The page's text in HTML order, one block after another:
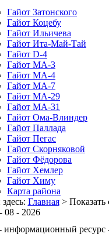
Гайот Затонского
Гайот Коцебу
Гайот Ильичева
Гайот Ита-Май-Тай
Гайот D-4
Гайот МА-3
Гайот MA-4
Гайот MA-7
Гайот MA-29
Гайот MA-31
Гайот Oмa-Влиндер
Гайот Паллада
Гайот Пегас
Гайот Скорняковой
Гайот Фёдорова
Гайот Хемлер
Гайот Химу
Карта района
Главная> Показать
08 - 2026
ресурс